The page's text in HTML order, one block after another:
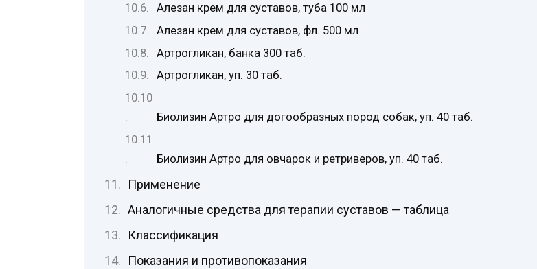
Алезан крем для суставов, туба 100 мл
Алезан крем для суставов, фл. 500 мл
Артрогликан, банка 300 таб.
Артрогликан, уп. 30 таб.
Биолизин Артро для догообразных пород собак, уп. 40 таб.
Биолизин Артро для овчарок и ретриверов, уп. 40 таб.
Применение
Аналогичные средства для терапии суставов — таблица
Классификация
Показания и противопоказания